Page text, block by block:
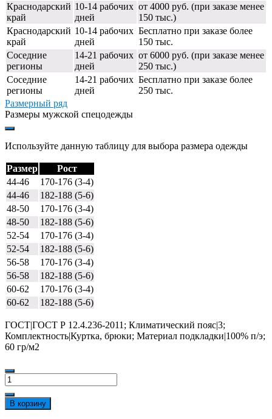
Краснодарский
край
10-14 рабочих
дней
от 4000 руб. (при заказе менее
150 тыс.)
Краснодарский
край
10-14 рабочих
дней
Бесплатно при заказе более
150 тыс.
Соседние
регионы
14-21 рабочих
дней
от 6000 руб. (при заказе менее
250 тыс.)
Соседние
регионы
14-21 рабочих
дней
Бесплатно при заказе более
250 тыс.
Размерный ряд
Размеры мужской спецодежды
Используйте данную таблицу для выбора размера одежды
Размер
Рост
44-46
170-176 (3-4)
44-46
182-188 (5-6)
48-50
170-176 (3-4)
48-50
182-188 (5-6)
52-54
170-176 (3-4)
52-54
182-188 (5-6)
56-58
170-176 (3-4)
56-58
182-188 (5-6)
60-62
170-176 (3-4)
60-62
182-188 (5-6)
ГОСТ|ГОСТ Р 12.4.236-2011; Климатический пояс|3;
Комплектность|Куртка, брюки; Материал подкладки|100% п/э;
60 гр/м2
Количество
товара
Костюм
зимний
В корзину